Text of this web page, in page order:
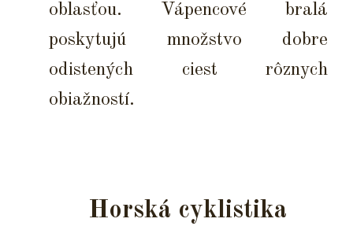
oblasťou. Vápencové bralá
poskytujú množstvo dobre
odistených ciest rôznych
obiažností.
Horská cyklistika